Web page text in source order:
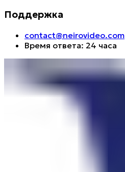
Поддержка
contact@neirovideo.com
Время ответа: 24 часа